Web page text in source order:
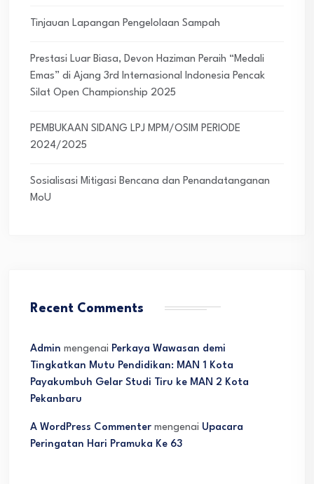
Tinjauan Lapangan Pengelolaan Sampah
Prestasi Luar Biasa, Devon Haziman Peraih “Medali
Emas” di Ajang 3rd Internasional Indonesia Pencak
Silat Open Championship 2025
PEMBUKAAN SIDANG LPJ MPM/OSIM PERIODE
2024/2025
Sosialisasi Mitigasi Bencana dan Penandatanganan
MoU
Recent Comments
Admin mengenai Perkaya Wawasan demi
Tingkatkan Mutu Pendidikan: MAN 1 Kota
Payakumbuh Gelar Studi Tiru ke MAN 2 Kota
Pekanbaru
A WordPress Commenter mengenai Upacara
Peringatan Hari Pramuka Ke 63